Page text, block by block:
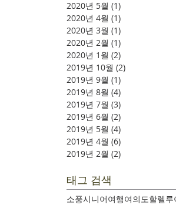
2020년 5월 (1)
2020년 4월 (1)
2020년 3월 (1)
2020년 2월 (1)
2020년 1월 (2)
2019년 10월 (2)
2019년 9월 (1)
2019년 8월 (4)
2019년 7월 (3)
2019년 6월 (2)
2019년 5월 (4)
2019년 4월 (6)
2019년 2월 (2)
태그 검색
소풍시니어여행여의도할렐루